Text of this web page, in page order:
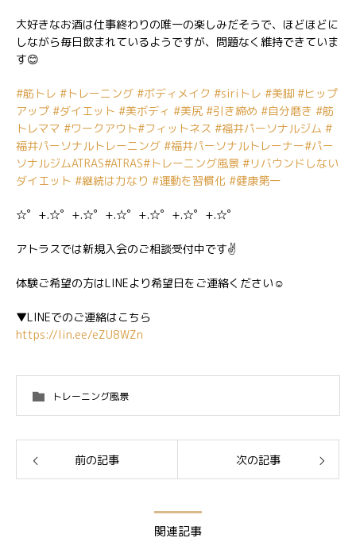
大好きなお酒は仕事終わりの唯一の楽しみだそうで、ほどほどに
しながら毎日飲まれているようですが、問題なく維持できていま
す😊
#筋トレ #トレーニング #ボディメイク #siriトレ #美脚 #ヒップ
アップ #ダイエット #美ボディ #美尻 #引き締め #自分磨き #筋
トレママ #ワークアウト#フィットネス #福井パーソナルジム #
福井パーソナルトレーニング #福井パーソナルトレーナー#パー
ソナルジムATRAS#ATRAS#トレーニング風景 #リバウンドしない
ダイエット #継続は力なり #運動を習慣化 #健康第一
☆゜+.☆゜+.☆゜+.☆゜+.☆゜+.☆゜+.☆゜
アトラスでは新規入会のご相談受付中です✌️
体験ご希望の方はLINEより希望日をご連絡ください☺️
▼LINEでのご連絡はこちら
https://lin.ee/eZU8WZn
トレーニング風景
前の記事 次の記事
関連記事